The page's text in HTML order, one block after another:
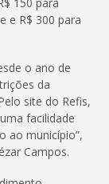
e R$ 300 para
o ano de
da
site do Refis,
facilidade
ao município”,
Campos.